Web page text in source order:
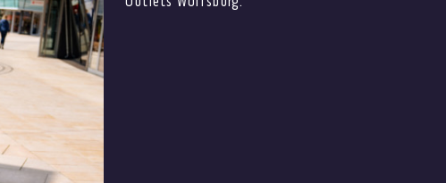
Outlets Wolfsburg.